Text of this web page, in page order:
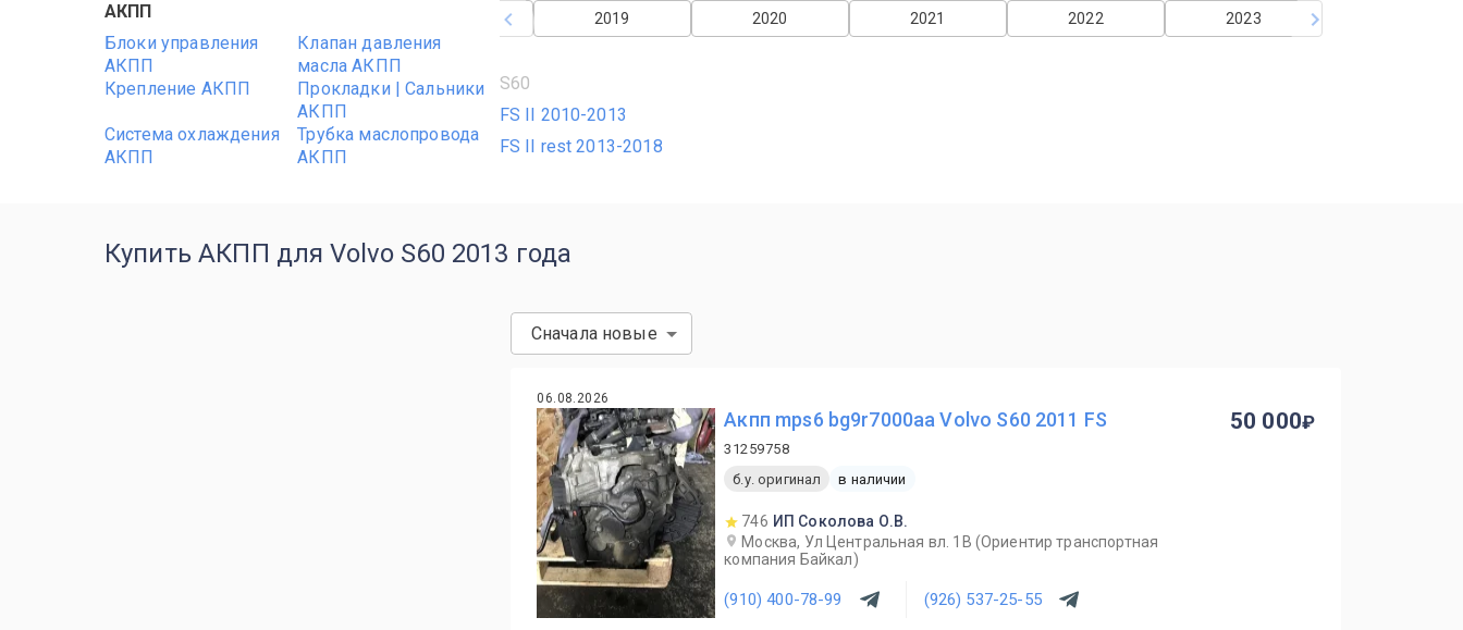
АКПП
Блоки управления
АКПП
Клапан давления
масла АКПП
Крепление АКПП
Прокладки | Сальники
АКПП
Система охлаждения
АКПП
Трубка маслопровода
АКПП
2023
2022
2021
2020
2019
2016
S60
FS II 2010-2013
FS II rest 2013-2018
Купить АКПП для Volvo S60 2013 года
Сначала новые
06.08.2026
Акпп mps6 bg9r7000aa Volvo S60 2011 FS
31259758
б.у. оригинал
в наличии
746 ИП Соколова О.В.
Москва, Ул Центральная вл. 1В (Ориентир транспортная
компания Байкал)
(910) 400-78-99 (926) 537-25-55
50 000